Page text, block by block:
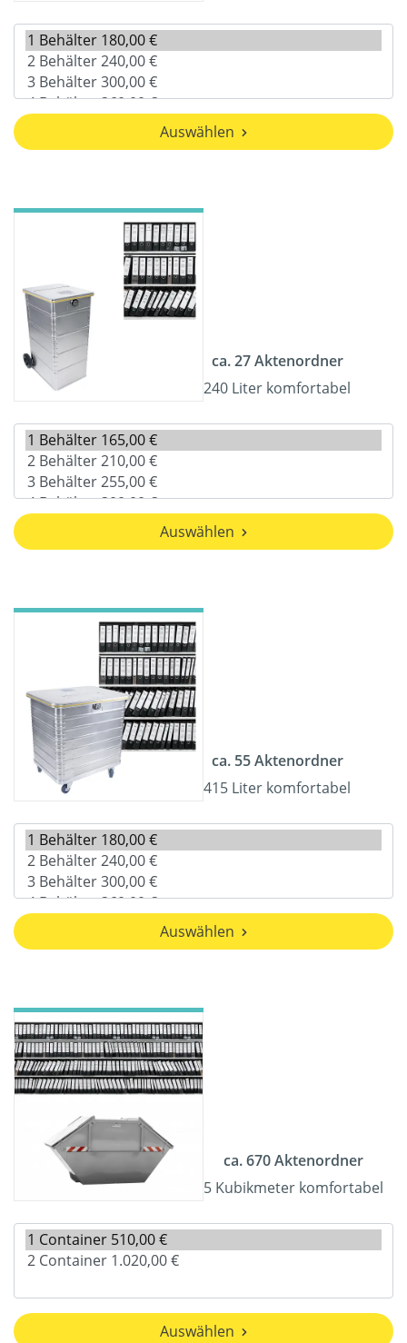
Auswählen
ca. 27 Aktenordner
240 Liter komfortabel
Auswählen
ca. 55 Aktenordner
415 Liter komfortabel
Auswählen
ca. 670 Aktenordner
5 Kubikmeter komfortabel
Auswählen